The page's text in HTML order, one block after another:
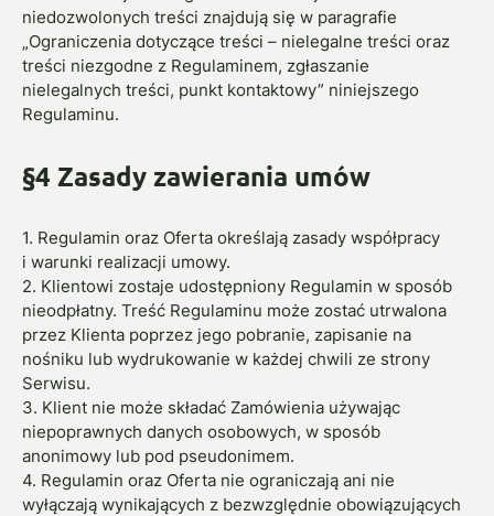
niedozwolonych treści znajdują się w paragrafie
„Ograniczenia dotyczące treści – nielegalne treści oraz
treści niezgodne z Regulaminem, zgłaszanie
nielegalnych treści, punkt kontaktowy” niniejszego
Regulaminu.
§4 Zasady zawierania umów
1. Regulamin oraz Oferta określają zasady współpracy
i warunki realizacji umowy.
2. Klientowi zostaje udostępniony Regulamin w sposób
nieodpłatny. Treść Regulaminu może zostać utrwalona
przez Klienta poprzez jego pobranie, zapisanie na
nośniku lub wydrukowanie w każdej chwili ze strony
Serwisu.
3. Klient nie może składać Zamówienia używając
niepoprawnych danych osobowych, w sposób
anonimowy lub pod pseudonimem.
4. Regulamin oraz Oferta nie ograniczają ani nie
wyłączają wynikających z bezwzględnie obowiązujących